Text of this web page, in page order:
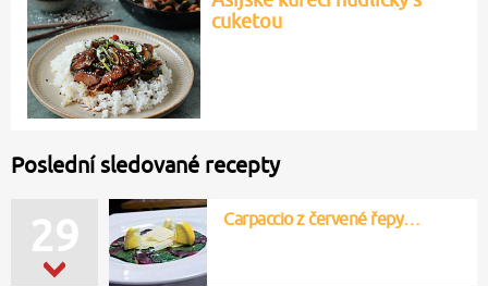
cuketou
Poslední sledované recepty
29 Carpaccio z červené řepy…